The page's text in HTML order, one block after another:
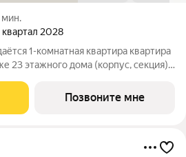
мин.
квартал 2028
1-комнатная квартира квартира
23 этажного дома (корпус, секция)
до станции метро
до станции
Позвоните мне